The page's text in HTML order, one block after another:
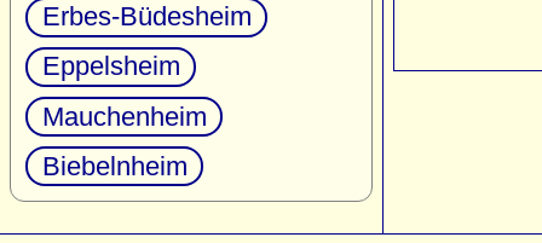
Erbes-Büdesheim
Eppelsheim
Mauchenheim
Biebelnheim